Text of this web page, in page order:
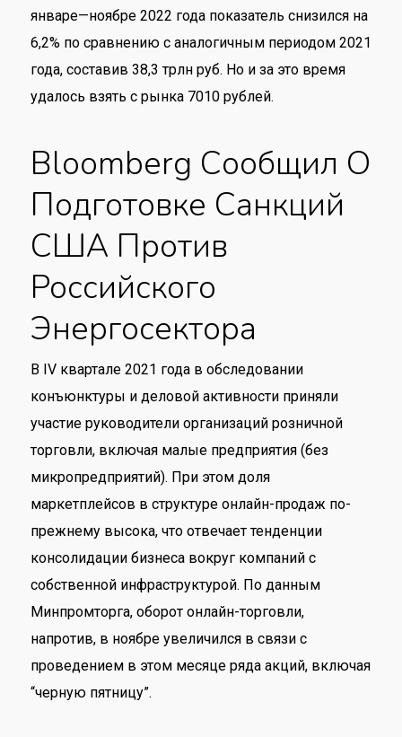
январе—ноябре 2022 года показатель снизился на
6,2% по сравнению с аналогичным периодом 2021
года, составив 38,3 трлн руб. Но и за это время
удалось взять с рынка 7010 рублей.
Bloomberg Сообщил О
Подготовке Санкций
США Против
Российского
Энергосектора
В IV квартале 2021 года в обследовании
конъюнктуры и деловой активности приняли
участие руководители организаций розничной
торговли, включая малые предприятия (без
микропредприятий). При этом доля
маркетплейсов в структуре онлайн-продаж по-
прежнему высока, что отвечает тенденции
консолидации бизнеса вокруг компаний с
собственной инфраструктурой. По данным
Минпромторга, оборот онлайн-торговли,
напротив, в ноябре увеличился в связи с
проведением в этом месяце ряда акций, включая
“черную пятницу”.